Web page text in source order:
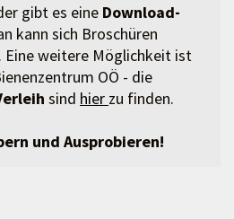
gibt es eine Download-
kann sich Broschüren
. Eine weitere Möglichkeit ist
OÖ - die
sind hier zu finden.
und Ausprobieren!